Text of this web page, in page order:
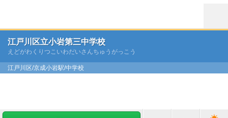
江戸川区立小岩第三中学校
えどがわくりつこいわだいさんちゅうがっこう
江戸川区/京成小岩駅/中学校